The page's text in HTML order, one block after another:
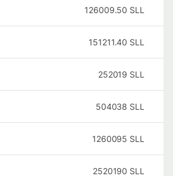
126009.50 SLL
151211.40 SLL
252019 SLL
504038 SLL
1260095 SLL
2520190 SLL